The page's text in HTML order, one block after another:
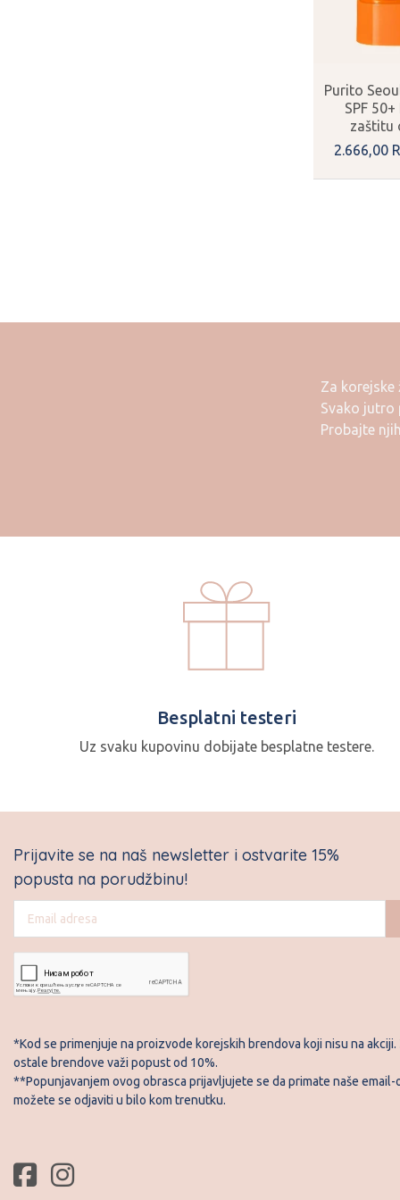
Purito
SPF
zaštitu
2.666,00
Za
Svako jutro
Probajte
Besplatni testeri
Uz svaku kupovinu dobijate besplatne testere.
Prijavite se na naš newsletter i ostvarite 15%
popusta na porudžbinu!
*Kod se primenjuje na proizvode korejskih brendova koji nisu na akciji.
ostale brendove važi popust od 10%.
**Popunjavanjem ovog obrasca prijavljujete se da primate naše email-
možete se odjaviti u bilo kom trenutku.